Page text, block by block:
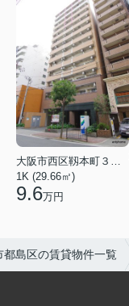
1K (29.66㎡)
9.6万円
都島区の賃貸物件一覧